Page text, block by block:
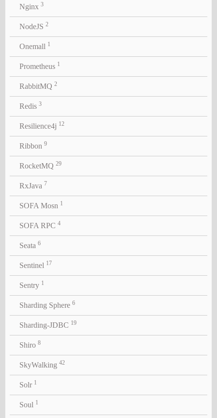
Nginx 3
NodeJS 2
Onemall 1
Prometheus 1
RabbitMQ 2
Redis 3
Resilience4j 12
Ribbon 9
RocketMQ 29
RxJava 7
SOFA Mosn 1
SOFA RPC 4
Seata 6
Sentinel 17
Sentry 1
Sharding Sphere 6
Sharding-JDBC 19
Shiro 8
SkyWalking 42
Solr 1
Soul 1